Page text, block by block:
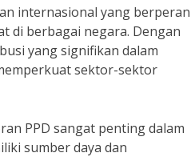
internasional yang berperan
di berbagai negara. Dengan
yang signifikan dalam
sektor-sektor
PPD sangat penting dalam
sumber daya dan